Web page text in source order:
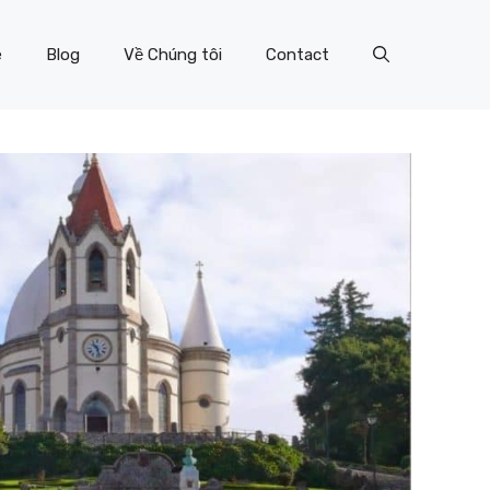
Blog Về Chúng tôi Contact